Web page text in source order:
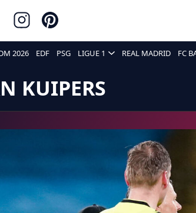
2026 EDF PSG LIGUE 1 REAL MADRID FC
KUIPERS